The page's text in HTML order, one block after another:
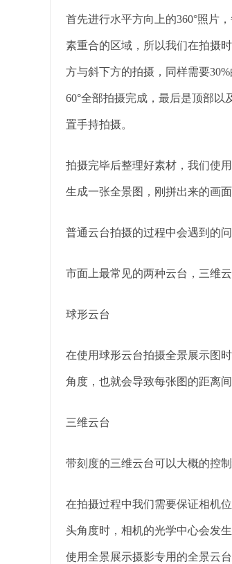
首先进行水平方向上的360°照片
素重合的区域，所以我们在拍摄
方与斜下方的拍摄，同样需要
60°全部拍摄完成，最后是顶部
置手持拍摄。
拍摄完毕后整理好素材，我们使
生成一张全景图，刚拼出来的画
普通云台拍摄的过程中会遇到的
市面上最常见的两种云台，三维云
球形云台
在使用球形云台拍摄全景展示图
角度，也就会导致每张图的距离间
三维云台
带刻度的三维云台可以大概的控
在拍摄过程中我们需要保证相机
头角度时，相机的光学中心会发
使用全景展示摄影专用的全景云台